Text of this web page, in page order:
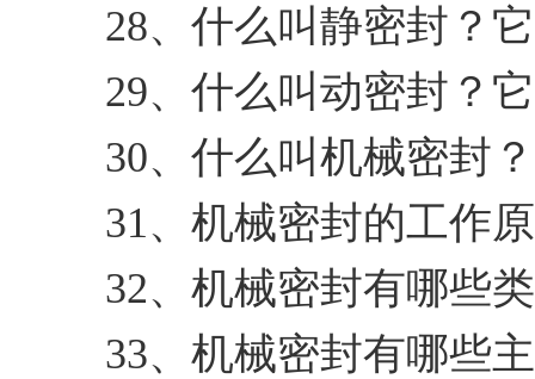
28、什么叫静密封？
29、什么叫动密封？
30、什么叫机械密封
31、机械密封的工作
32、机械密封有哪些
33、机械密封有哪些